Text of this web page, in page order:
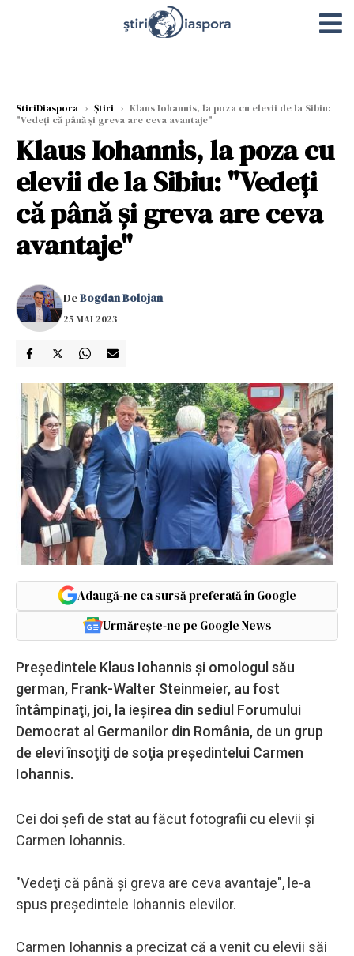
StiriDiaspora › Știri › Klaus Iohannis, la poza cu elevii de la Sibiu:
"Vedeți că până și greva are ceva avantaje"
Klaus Iohannis, la poza cu
elevii de la Sibiu: "Vedeți
că până și greva are ceva
avantaje"
DeBogdan Bolojan
25 MAI 2023
Adaugă-ne ca sursă preferată în Google
Urmărește-ne pe Google News
Preşedintele Klaus Iohannis şi omologul său
german, Frank-Walter Steinmeier, au fost
întâmpinaţi, joi, la ieşirea din sediul Forumului
Democrat al Germanilor din România, de un grup
de elevi însoţiţi de soţia preşedintelui Carmen
Iohannis.
Cei doi şefi de stat au făcut fotografii cu elevii şi
Carmen Iohannis.
"Vedeţi că până şi greva are ceva avantaje", le-a
spus preşedintele Iohannis elevilor.
Carmen Iohannis a precizat că a venit cu elevii săi